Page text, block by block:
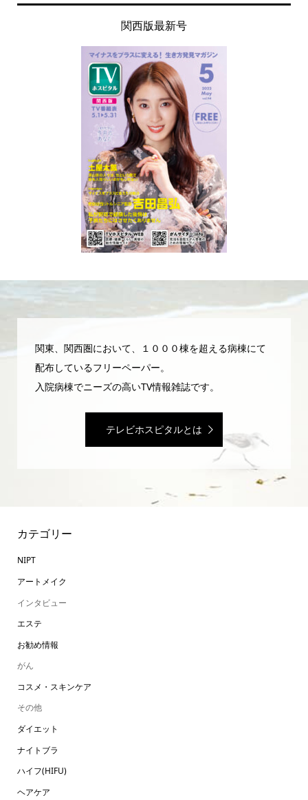
関西版最新号
関東、関西圏において、１０００棟を超える病棟にて
配布しているフリーペーパー。
入院病棟でニーズの高いTV情報雑誌です。
テレビホスピタルとは
カテゴリー
NIPT
アートメイク
インタビュー
エステ
お勧め情報
がん
コスメ・スキンケア
その他
ダイエット
ナイトブラ
ハイフ(HIFU)
ヘアケア